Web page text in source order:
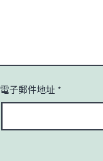
電子郵件地址 *